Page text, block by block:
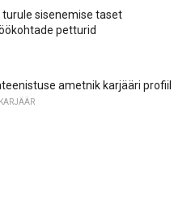
turule sisenemise taset
petturid
ametnik karjääri profiil